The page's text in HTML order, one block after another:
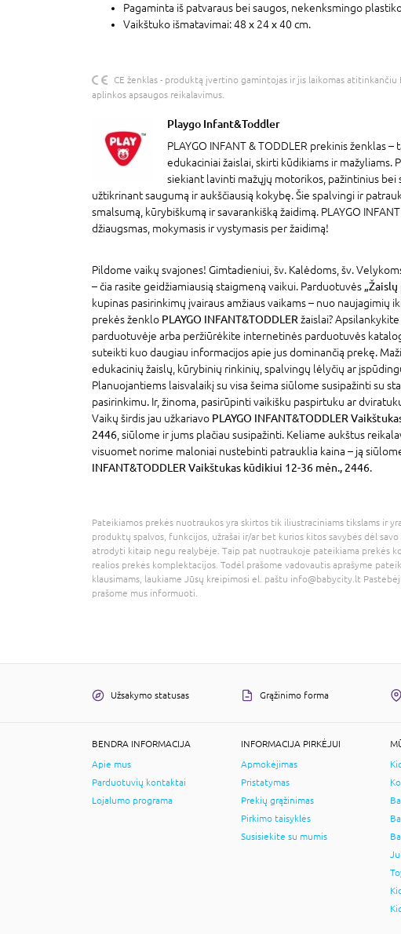
Pagaminta iš patvaraus bei saugos, nekenksmingo
Vaikštuko išmatavimai: 48 х 24 х 40 cm.
CE ženklas - produktą įvertino gamintojas ir jis laikomas atitinkančiu
aplinkos apsaugos reikalavimus.
Playgo Infant&Toddler
PLAYGO INFANT & TODDLER prekinis ženklas –
edukaciniai žaislai, skirti kūdikiams ir mažyliams.
siekiant lavinti mažųjų motorikos, pažintinius bei
užtikrinant saugumą ir aukščiausią kokybę. Šie spalvingi ir
smalsumą, kūrybiškumą ir savarankišką žaidimą. PLAYGO
džiaugsmas, mokymasis ir vystymasis per žaidimą!
Pildome vaikų svajones! Gimtadieniui, šv. Kalėdoms, šv.
– čia rasite geidžiamiausią staigmeną vaikui. Parduotuvės
kupinas pasirinkimų įvairaus amžiaus vaikams – nuo naujagimių
prekės ženklo PLAYGO INFANT&TODDLER žaislai?
parduotuvėje arba peržiūrėkite internetinės parduotuvės
suteikti kuo daugiau informacijos apie jus dominančią prekę.
edukacinių žaislų, kūrybinių rinkinių, spalvingų lėlyčių ar
Planuojantiems laisvalaikį su visa šeima siūlome susipažinti su
pasirinkimu. Ir, žinoma, pasirūpinti vaikišku paspirtuku ar
Vaikų širdis jau užkariavo PLAYGO INFANT&TODDLER
2446 , siūlome ir jums plačiau susipažinti. Keliame aukštus
visuomet norime maloniai nustebinti patrauklia kaina – ją
INFANT&TODDLER Vaikštukas kūdikiui 12-36 mėn., 2446.
Pateikiamos prekės nuotraukos yra skirtos tik iliustraciniams tikslams ir
produktų spalvos, funkcijos, užrašai ir/ar bet kurios kitos savybės dėl
atrodyti kitaip negu realybėje. Taip pat nuotraukoje pateikiama prekės
realios prekės komplektacijos. Todėl prašome vadovautis aprašyme
klausimams, laukiame Jūsų kreipimosi el. paštu info@babycity.lt
prašome mus informuoti.
Užsakymo statusas Grąžinimo forma
BENDRA INFORMACIJA
Apie mus
Parduotuvių kontaktai
Lojalumo programa
INFORMACIJA PIRKĖJUI
Apmokėjimas
Pristatymas
Prekių grąžinimas
Pirkimo taisyklės
Susisiekite su mumis